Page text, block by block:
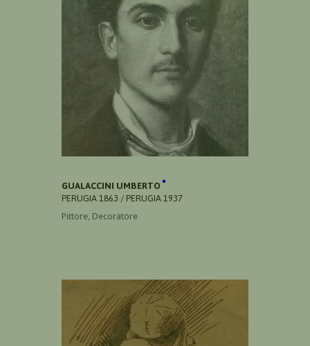
GUALACCINI UMBERTO
PERUGIA 1863 / PERUGIA 1937
Pittore, Decoratore